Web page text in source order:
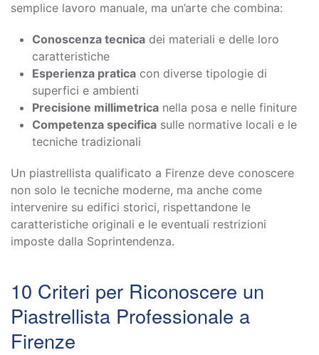
semplice lavoro manuale, ma un’arte che combina:
Conoscenza tecnica dei materiali e delle loro
caratteristiche
Esperienza pratica con diverse tipologie di
superfici e ambienti
Precisione millimetrica nella posa e nelle finiture
Competenza specifica sulle normative locali e le
tecniche tradizionali
Un piastrellista qualificato a Firenze deve conoscere
non solo le tecniche moderne, ma anche come
intervenire su edifici storici, rispettandone le
caratteristiche originali e le eventuali restrizioni
imposte dalla Soprintendenza.
10 Criteri per Riconoscere un
Piastrellista Professionale a
Firenze